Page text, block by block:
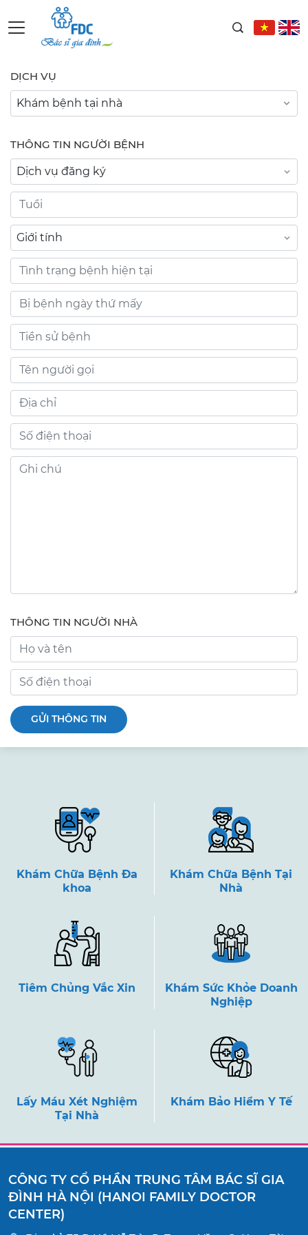
DỊCH VỤ
THÔNG TIN NGƯỜI BỆNH
THÔNG TIN NGƯỜI NHÀ
GỬI THÔNG TIN
Khám Chữa Bệnh Đa
khoa
Khám Chữa Bệnh Tại
Nhà
Tiêm Chủng Vắc Xin
Khám Sức Khỏe Doanh
Nghiệp
Lấy Máu Xét Nghiệm
Tại Nhà
Khám Bảo Hiểm Y Tế
CÔNG TY CỔ PHẦN TRUNG TÂM BÁC SĨ GIA
ĐÌNH HÀ NỘI (HANOI FAMILY DOCTOR
CENTER)